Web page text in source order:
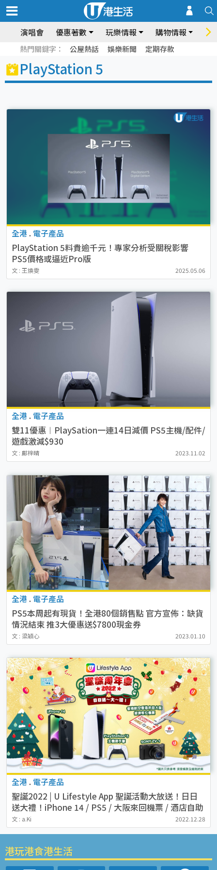
演唱會 優惠著數 玩樂情報 購物情報 飲
熱門關鍵字： 公屋熱話 娛樂新聞 定期存款
PlayStation 5
全港 . 電子產品
PlayStation 5料貴逾千元！專家分析受關稅影響
PS5價格或逼近Pro版
文 : 王煥雯 2025.05.06
全港 . 電子產品
雙11優惠︱PlaySation一連14日減價 PS5主機/配件/
遊戲激減$930
文 : 鄺梓晴 2023.11.02
全港 . 電子產品
PS5本周起有現貨！全港80個銷售點 官方宣佈：缺貨
情況結束 推3大優惠送$7800現金券
文 : 梁穎心 2023.01.10
全港 . 電子產品
聖誕2022 | U Lifestyle App 聖誕活動大放送！日日
送大禮！iPhone 14 / PS5 / 大阪來回機票 / 酒店自助
餐！
文 : a.Ki 2022.12.28
港玩港食港生活